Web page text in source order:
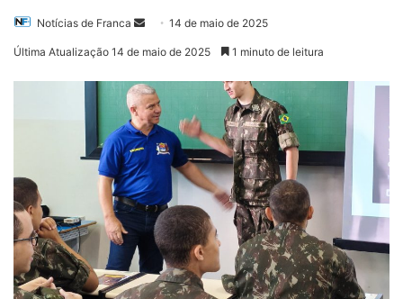
Notícias de Franca
Mande
mail
14 de maio de 2025
Última Atualização 14 de maio de 2025 1 minuto de leitura